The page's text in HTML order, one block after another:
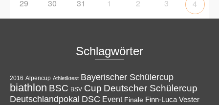
29 30 31 1 2 3 4
Schlagwörter
2016 Alpencup Athletiktest Bayerischer Schülercup
biathlon BSC BSV Cup Deutscher Schülercup
Deutschlandpokal DSC Event Finale Finn-Luca Vester